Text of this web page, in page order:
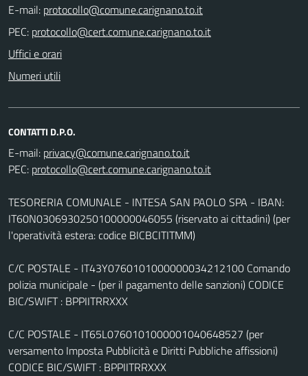
E-mail:
PEC:
Uffici e orari
Numeri utili
CONTATTI D.P.O.
E-mail:
PEC:
TESORERIA COMUNALE - INTESA SAN PAOLO SPA - IBAN:
IT60N0306930250100000046055 (riservato ai cittadini) (per
l'operatività estera: codice BICBCITITMM)
C/C POSTALE - IT43Y0760101000000034212100 Comando
polizia municipale - (per il pagamento delle sanzioni) CODICE
BIC/SWIFT : BPPIITRRXXX
C/C POSTALE - IT65L0760101000001040648527 (per
versamento Imposta Pubblicità e Diritti Pubbliche affissioni)
CODICE BIC/SWIFT : BPPIITRRXXX